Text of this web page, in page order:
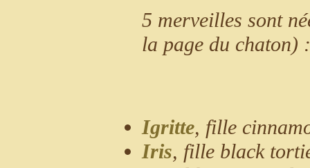
5 merveilles sont
la page du chaton) :
Igritte, fille
Iris, fille black